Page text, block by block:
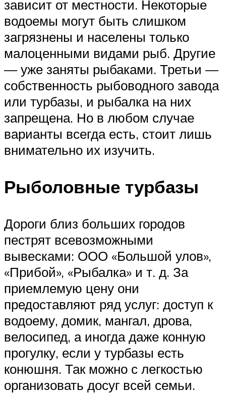
зависит от местности. Некоторые
водоемы могут быть слишком
загрязнены и населены только
малоценными видами рыб. Другие
— уже заняты рыбаками. Третьи —
собственность рыбоводного завода
или турбазы, и рыбалка на них
запрещена. Но в любом случае
варианты всегда есть, стоит лишь
внимательно их изучить.
Рыболовные турбазы
Дороги близ больших городов
пестрят всевозможными
вывесками: ООО «Большой улов»,
«Прибой», «Рыбалка» и т. д. За
приемлемую цену они
предоставляют ряд услуг: доступ к
водоему, домик, мангал, дрова,
велосипед, а иногда даже конную
прогулку, если у турбазы есть
конюшня. Так можно с легкостью
организовать досуг всей семьи.